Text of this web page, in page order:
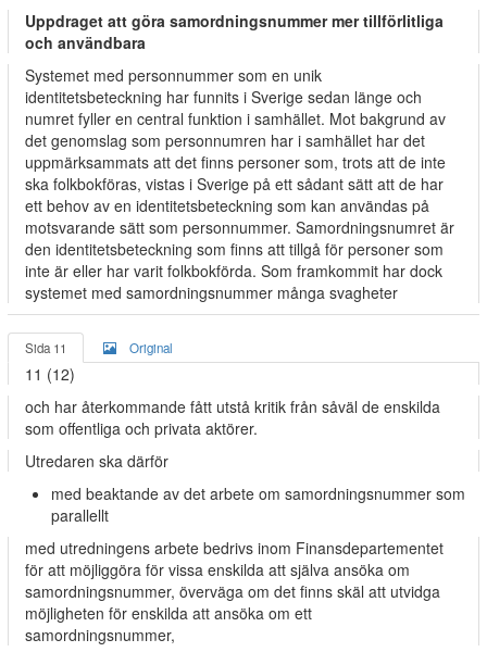
Uppdraget att göra samordningsnummer mer tillförlitliga
och användbara
Systemet med personnummer som en unik
identitetsbeteckning har funnits i Sverige sedan länge och
numret fyller en central funktion i samhället. Mot bakgrund av
det genomslag som personnumren har i samhället har det
uppmärksammats att det finns personer som, trots att de inte
ska folkbokföras, vistas i Sverige på ett sådant sätt att de har
ett behov av en identitetsbeteckning som kan användas på
motsvarande sätt som personnummer. Samordningsnumret är
den identitetsbeteckning som finns att tillgå för personer som
inte är eller har varit folkbokförda. Som framkommit har dock
systemet med samordningsnummer många svagheter
Sida 11 Original
11 (12)
och har återkommande fått utstå kritik från såväl de enskilda
som offentliga och privata aktörer.
Utredaren ska därför
med beaktande av det arbete om samordningsnummer som
parallellt
med utredningens arbete bedrivs inom Finansdepartementet
för att möjliggöra för vissa enskilda att själva ansöka om
samordningsnummer, överväga om det finns skäl att utvidga
möjligheten för enskilda att ansöka om ett
samordningsnummer,